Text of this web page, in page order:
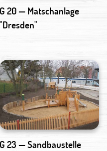
G 20 — Matschanlage
"Dresden"
G 23 — Sandbaustelle